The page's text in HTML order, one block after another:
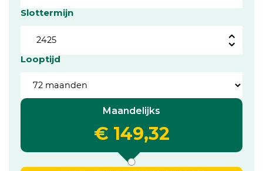
Slottermijn
Looptijd
Maandelijks
€ 149,32